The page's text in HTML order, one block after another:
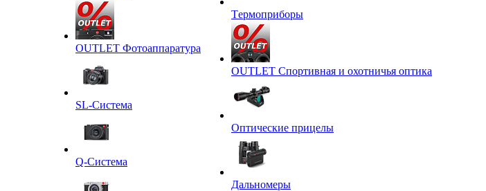
OUTLET Фотоаппаратура
SL-Система
Q-Cистема
Tермоприборы
OUTLET Спортивная и охотничья оптика
Оптические прицелы
Дальномеры